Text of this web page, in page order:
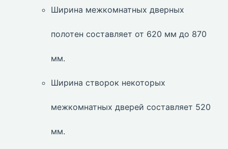
Ширина межкомнатных дверных
полотен составляет от 620 мм до 870
мм.
Ширина створок некоторых
межкомнатных дверей составляет 520
мм.